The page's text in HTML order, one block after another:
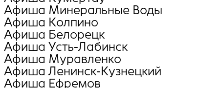
Афиша Минеральные Воды
Афиша Колпино
Афиша Белорецк
Афиша Усть-Лабинск
Афиша Муравленко
Афиша Ленинск-Кузнецкий
Афиша Ефремов